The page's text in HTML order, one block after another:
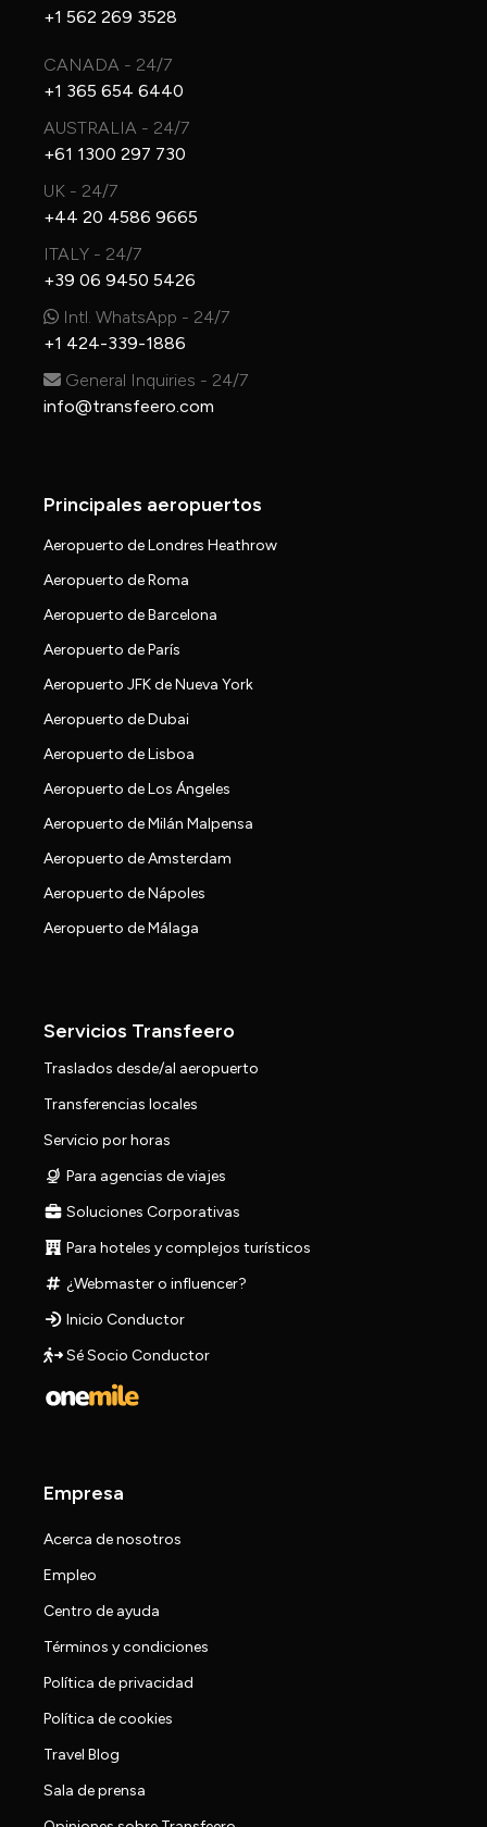
+1 562 269 3528
CANADA - 24/7
+1 365 654 6440
AUSTRALIA - 24/7
+61 1300 297 730
UK - 24/7
+44 20 4586 9665
ITALY - 24/7
+39 06 9450 5426
Intl. WhatsApp - 24/7
+1 424-339-1886
General Inquiries - 24/7
info@transfeero.com
Principales aeropuertos
Aeropuerto de Londres Heathrow
Aeropuerto de Roma
Aeropuerto de Barcelona
Aeropuerto de París
Aeropuerto JFK de Nueva York
Aeropuerto de Dubai
Aeropuerto de Lisboa
Aeropuerto de Los Ángeles
Aeropuerto de Milán Malpensa
Aeropuerto de Amsterdam
Aeropuerto de Nápoles
Aeropuerto de Málaga
Servicios Transfeero
Traslados desde/al aeropuerto
Transferencias locales
Servicio por horas
Para agencias de viajes
Soluciones Corporativas
Para hoteles y complejos turísticos
¿Webmaster o influencer?
Inicio Conductor
Sé Socio Conductor
Empresa
Acerca de nosotros
Empleo
Centro de ayuda
Términos y condiciones
Política de privacidad
Política de cookies
Travel Blog
Sala de prensa